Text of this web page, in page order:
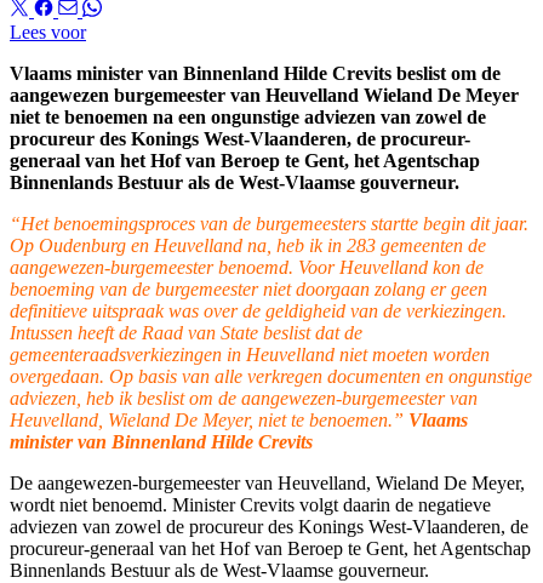
Lees voor
Vlaams minister van Binnenland Hilde Crevits beslist om de
aangewezen burgemeester van Heuvelland Wieland De Meyer
niette benoemen na een ongunstige adviezen van zowel de
procureur des Konings West-Vlaanderen, de procureur-
generaal van het Hof van Beroep te Gent, het Agentschap
Binnenlands Bestuur als de West-Vlaamse gouverneur.
“Het benoemingsproces van de burgemeesters startte begin dit jaar.
Op Oudenburg en Heuvelland na, heb ik in 283 gemeenten de
aangewezen-burgemeester benoemd. Voor Heuvelland kon de
benoeming van de burgemeester niet doorgaan zolang er geen
definitieve uitspraak was over de geldigheid van de verkiezingen.
Intussen heeft de Raad van State beslist dat de
gemeenteraadsverkiezingen in Heuvelland niet moeten worden
overgedaan. Op basis van alle verkregen documenten en ongunstige
adviezen, heb ik beslist om de aangewezen-burgemeester van
Heuvelland, Wieland De Meyer, niet te benoemen.” Vlaams
minister van Binnenland Hilde Crevits
De aangewezen-burgemeester van Heuvelland, Wieland De Meyer,
wordt niet benoemd. Minister Crevits volgt daarin de negatieve
adviezen van zowel de procureur des Konings West-Vlaanderen, de
procureur-generaal van het Hof van Beroep te Gent, het Agentschap
Binnenlands Bestuur als de West-Vlaamse gouverneur.